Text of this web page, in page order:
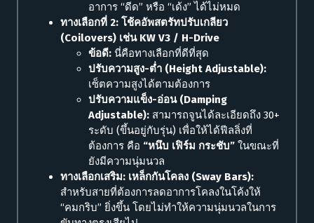
อาการ “ดีด” หรือ “เด้ง” ได้ไม่หมด
ทางเลือกที่ 2: โช้คอัพสตรัทปรับเกลียว
(Coilovers) เช่น KW V3 / H-Drive
ข้อดี: นี่คือทางเลือกที่ดีที่สุด
ปรับความสูง-ต่ำ (Height Adjustable):
เซ็ตความสูงได้ตามต้องการ
ปรับความแข็ง-อ่อน (Damping
Adjustable): สามารถจูนได้ละเอียดถึง 30+
ระดับ (ขึ้นอยู่กับรุ่น) เพื่อให้ได้ฟีลลิ่งที่
ต้องการ คือ “หนึบ เฟิร์ม กระชับ” ในขณะที่
ยังมีความนุ่มนวล
ทางเลือกเสริม: เหล็กกันโคลง (Sway Bars):
สำหรับสายที่ต้องการลดอาการโคลงในโค้งให้
“คมกริบ” ยิ่งขึ้น โดยไม่ทำให้ความนุ่มนวลในการ